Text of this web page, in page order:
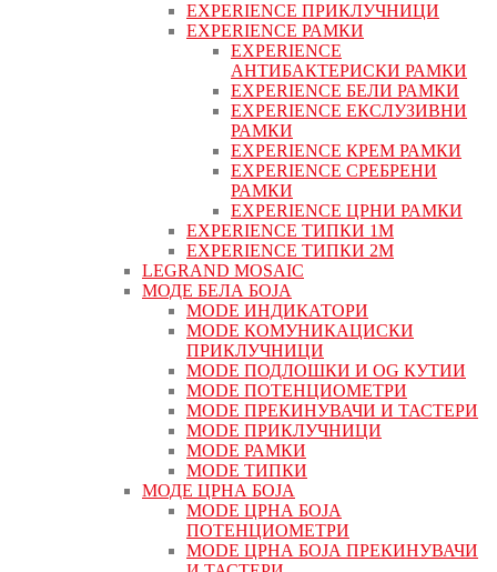
EXPERIENCE ПРИКЛУЧНИЦИ
EXPERIENCE РАМКИ
EXPERIENCE
АНТИБАКТЕРИСКИ РАМКИ
EXPERIENCE БЕЛИ РАМКИ
EXPERIENCE ЕКСЛУЗИВНИ
РАМКИ
EXPERIENCE КРЕМ РАМКИ
EXPERIENCE СРЕБРЕНИ
РАМКИ
EXPERIENCE ЦРНИ РАМКИ
EXPERIENCE ТИПКИ 1M
EXPERIENCE ТИПКИ 2М
LEGRAND MOSAIC
МОДЕ БЕЛА БОЈА
MODE ИНДИКАТОРИ
MODE КОМУНИКАЦИСКИ
ПРИКЛУЧНИЦИ
MODE ПОДЛОШКИ И OG КУТИИ
MODE ПОТЕНЦИОМЕТРИ
MODE ПРEКИНУВАЧИ И ТАСТЕРИ
MODE ПРИКЛУЧНИЦИ
MODE РАМКИ
MODE ТИПКИ
МОДЕ ЦРНА БОЈА
MODE ЦРНА БОЈА
ПОТЕНЦИОМЕТРИ
MODE ЦРНА БОЈА ПРЕКИНУВАЧИ